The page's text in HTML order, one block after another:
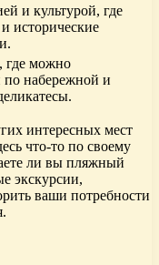
и культурой, где
исторические
где можно
по набережной и
интересных мест
что-то по своему
ли вы пляжный
экскурсии,
ваши потребности